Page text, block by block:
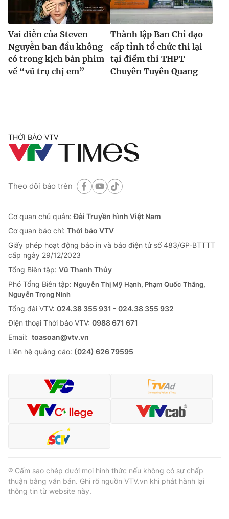
Vai diễn của Steven
Nguyễn ban đầu không
có trong kịch bản phim
về “vũ trụ chị em”
Thành lập Ban Chỉ đạo
cấp tỉnh tổ chức thi lại
tại điểm thi THPT
Chuyên Tuyên Quang
THỜI BÁO VTV
Theo dõi báo trên
Cơ quan chủ quản:Đài Truyền hình Việt Nam
Cơ quan báo chí: Thời báo VTV
Giấy phép hoạt động báo in và báo điện tử số 483/GP-BTTTT
cấp ngày 29/12/2023
Tổng Biên tập: Vũ Thanh Thủy
Phó Tổng Biên tập: Nguyễn Thị Mỹ Hạnh, Phạm Quốc Thắng,
Nguyễn Trọng Ninh
Tổng đài VTV: 024.38 355 931 - 024.38 355 932
Ðiện thoại Thời báo VTV: 0988 671 671
Email: toasoan@vtv.vn
Liên hệ quảng cáo: (024) 626 79595
® Cấm sao chép dưới mọi hình thức nếu không có sự chấp
thuận bằng văn bản. Ghi rõ nguồn VTV.vn khi phát hành lại
thông tin từ website này.